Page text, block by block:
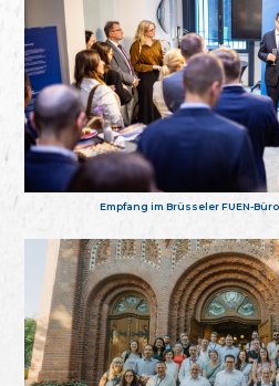
Empfang im Brüsseler FUEN-